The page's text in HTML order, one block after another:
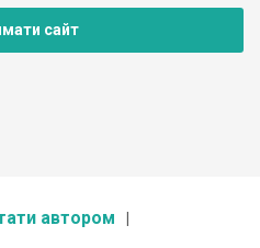
сайт
автором